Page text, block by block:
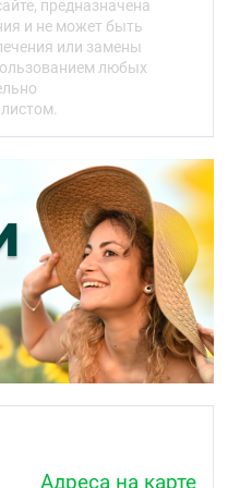
через 4–6 ч
чем в плазме, и
12 ч). Взаимосвязь
с
препарата
система Р450
активность
350 мл/мин, объём
Период
2 ч. 65 % введённой
почками
виде,
в виде
предназначена
и не может быть
или замены
любых
Адреса на карте